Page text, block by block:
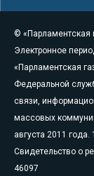
© «Парламентская
Электронное
«Парламентская
Федеральной
связи,
массовых
августа 2011 года.
Свидетельство о
46097